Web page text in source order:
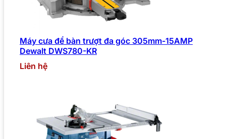
Máy cưa để bàn trượt đa góc 305mm-15AMP
Dewalt DWS780-KR
Liên hệ